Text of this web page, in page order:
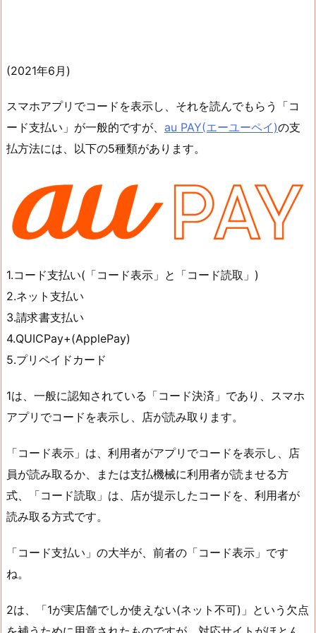
(2021年6月)
スマホアプリでコードを表示し、それを読んでもらう「コ
ード支払い」が一般的ですが、 au PAY(エーユーペイ)の支
払方法には、以下の5種類があります。
1.コード支払い(「コード表示」と「コード読取」)
2.ネット支払い
3.請求書支払い
4.QUICPay+(ApplePay)
5.プリペイドカード
1は、一般に認知されている「コード決済」であり、スマホ
アプリでコードを表示し、店が読み取ります。
「コード表示」は、利用者がアプリでコードを表示し、店
員が読み取るか、または支払機械に利用者が読ませる方
式、「コード読取」は、店が提示したコードを、利用者が
読み取る方式です。
「コード支払い」の大半が、前者の「コード表示」です
ね。
2は、「1が実店舗でしか使えない(ネット不可)」という欠点